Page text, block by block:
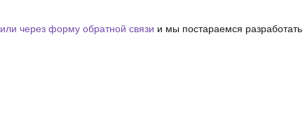
или через форму обратной связи и мы постараемся